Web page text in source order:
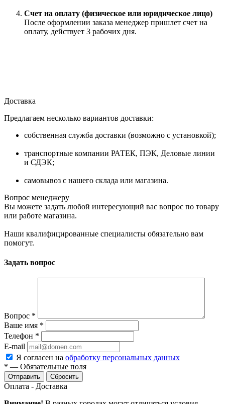
Счет на оплату (физическое или юридическое лицо)
После оформлении заказа менеджер пришлет счет на
оплату, действует 3 рабочих дня.
Доставка
Предлагаем несколько вариантов доставки:
собственная служба доставки (возможно с установкой);
транспортные компании РАТЕК, ПЭК, Деловые линии
и СДЭК;
самовывоз с нашего склада или магазина.
Вопрос менеджеру
Вы можете задать любой интересующий вас вопрос по товару
или работе магазина.
Наши квалифицированные специалисты обязательно вам
помогут.
Задать вопрос
Вопрос *
Ваше имя *
Телефон *
E-mail
Я согласен на обработку персональных данных
* — Обязательные поля
Сбросить
Оплата - Доставка